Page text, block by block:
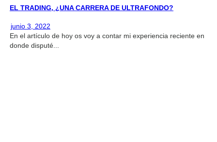
EL TRADING, ¿UNA CARRERA DE ULTRAFONDO?
junio 3, 2022
En el artículo de hoy os voy a contar mi experiencia reciente en
donde disputé...